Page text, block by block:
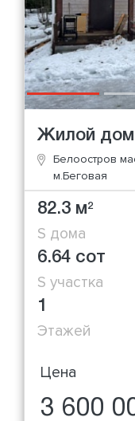
Жилой дом
Белоостров
м.Беговая
82.3 м2
S дома
6.64 сот
S участка
1
Этажей
Цена
3 600